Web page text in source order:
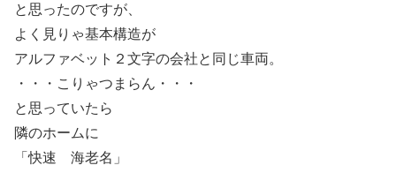
と思ったのですが、
よく見りゃ基本構造が
アルファベット２文字の会社と同じ車両。
・・・こりゃつまらん・・・
と思っていたら
隣のホームに
「快速 海老名」